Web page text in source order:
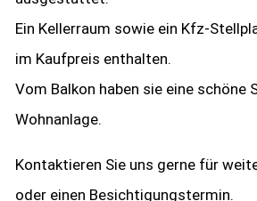
Ein Kellerraum sowie ein Kfz-
im Kaufpreis enthalten.
Vom Balkon haben sie eine schöne
Wohnanlage.
Kontaktieren Sie uns gerne für
oder einen Besichtigungstermin.